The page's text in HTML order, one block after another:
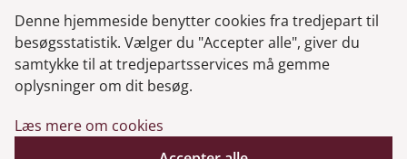
Genveje
Gå til virksomhedsregisteret
Denne hjemmeside benytter cookies fra tredjepart til
besøgsstatistik. Vælger du "Accepter alle", giver du
samtykke til at tredjepartsservices må gemme
oplysninger om dit besøg.
Læs mere om cookies